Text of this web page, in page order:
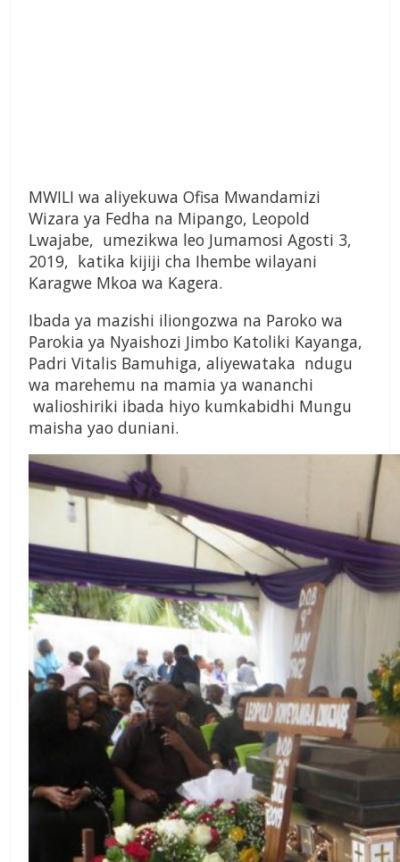
MWILI wa aliyekuwa Ofisa Mwandamizi
Wizara ya Fedha na Mipango, Leopold
Lwajabe, umezikwa leo Jumamosi Agosti 3,
2019, katika kijiji cha Ihembe wilayani
Karagwe Mkoa wa Kagera.
Ibada ya mazishi iliongozwa na Paroko wa
Parokia ya Nyaishozi Jimbo Katoliki Kayanga,
Padri Vitalis Bamuhiga, aliyewataka ndugu
wa marehemu na mamia ya wananchi
walioshiriki ibada hiyo kumkabidhi Mungu
maisha yao duniani.